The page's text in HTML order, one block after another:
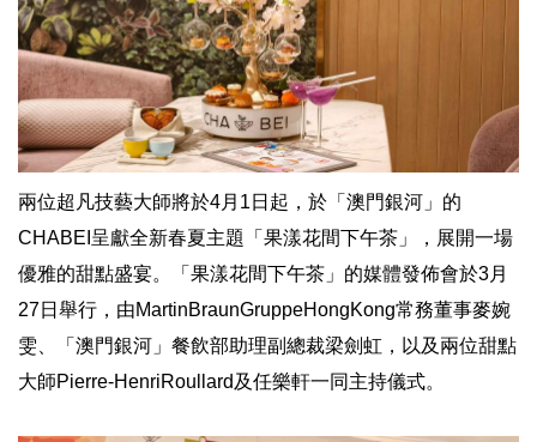
兩位超凡技藝大師將於4月1日起，於「澳門銀河」的
CHABEI呈獻全新春夏主題「果漾花間下午茶」，展開一場
優雅的甜點盛宴。「果漾花間下午茶」的媒體發佈會於3月
27日舉行，由MartinBraunGruppeHongKong常務董事麥婉
雯、「澳門銀河」餐飲部助理副總裁梁劍虹，以及兩位甜點
大師Pierre-HenriRoullard及任樂軒一同主持儀式。